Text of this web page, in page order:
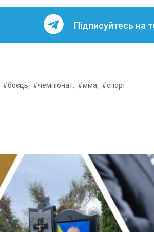
Підписуйтесь на
#боєць, #чемпіонат, #мма, #спорт